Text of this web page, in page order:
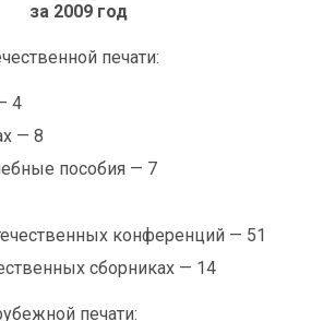
за 2009 год
печати:
4
— 8
пособия — 7
конференций — 51
сборниках — 14
печати: